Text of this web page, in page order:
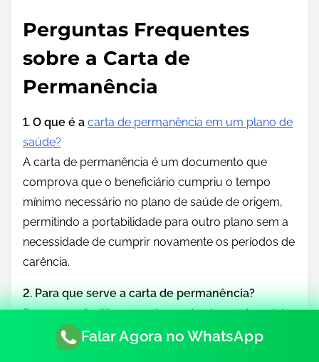
Perguntas Frequentes
sobre a Carta de
Permanência
1. O que é a carta de permanência em um plano de
saúde?
A carta de permanência é um documento que
comprova que o beneficiário cumpriu o tempo
mínimo necessário no plano de saúde de origem,
permitindo a portabilidade para outro plano sem a
necessidade de cumprir novamente os períodos de
carência.
2. Para que serve a carta de permanência?
Serve para facilitar a mudança de planos de saúde,
assegurando que o beneficiário possa transferir-se
para um novo plano sem enfrentar novos períodos
Falar Agora no WhatsApp